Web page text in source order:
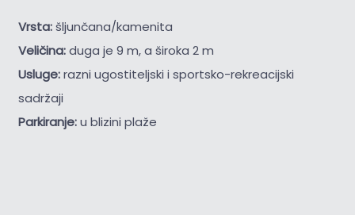
Vrsta:šljunčana/kamenita
Veličina:duga je 9 m, a široka 2 m
Usluge:razni ugostiteljski i sportsko-rekreacijski
sadržaji
Parkiranje:u blizini plaže